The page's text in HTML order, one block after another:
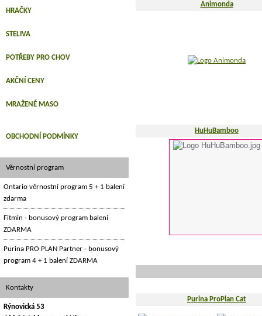
Animonda
HuHuBamboo
Purina ProPlan Cat
HRAČKY
STELIVA
POTŘEBY PRO CHOV
AKČNÍ CENY
MRAŽENÉ MASO
OBCHODNÍ PODMÍNKY
Věrnostní program
Ontario věrnostní program 5 + 1 balení
zdarma
Fitmin - bonusový program balení
ZDARMA
Purina PRO PLAN Partner - bonusový
program 4 + 1 balení ZDARMA
Kontakty
Rýnovická 53